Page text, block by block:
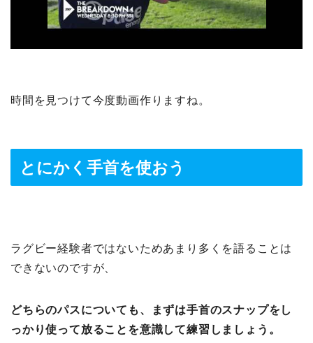
時間を見つけて今度動画作りますね。
とにかく手首を使おう
ラグビー経験者ではないためあまり多くを語ることは
できないのですが、
どちらのパスについても、まずは手首のスナップをし
っかり使って放ることを意識して練習しましょう。